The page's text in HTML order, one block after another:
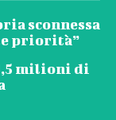
sconnessa
priorità”
milioni di